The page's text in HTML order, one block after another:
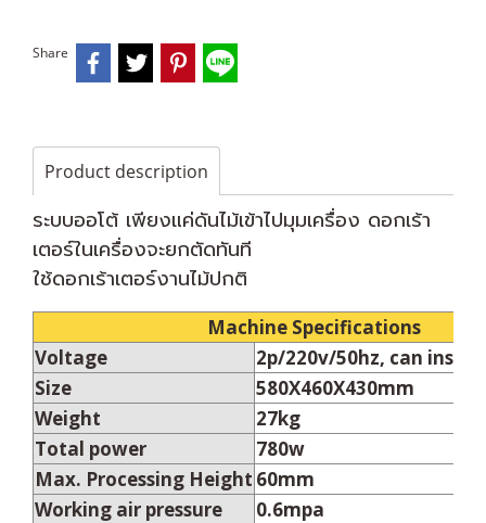
Share
Product description
ระบบออโต้ เพียงแค่ดันไม้เข้าไปมุมเครื่อง ดอกเร้า
เตอร์ในเครื่องจะยกตัดทันที
ใช้ดอกเร้าเตอร์งานไม้ปกติ
Machine Specifications
Voltage
2p/220v/50hz, can
Size
580X460X430mm
Weight
27kg
Total power
780w
Max. Processing Height 60mm
Working air pressure
0.6mpa